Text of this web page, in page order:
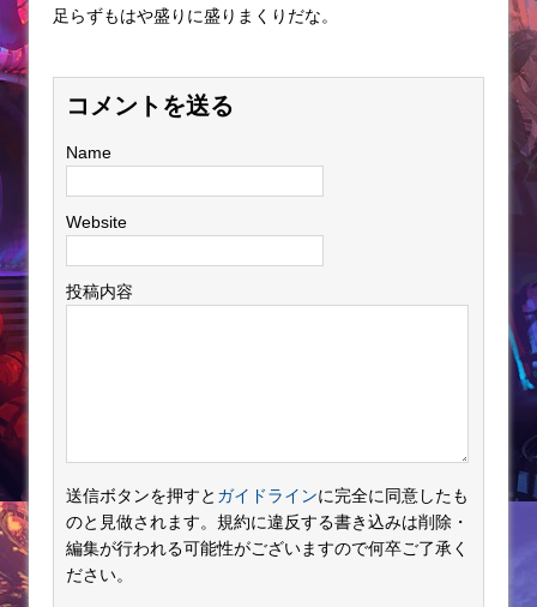
足らずもはや盛りに盛りまくりだな。
コメントを送る
Name
Website
投稿内容
送信ボタンを押すと ガイドラインに完全に同意したも
のと見做されます。規約に違反する書き込みは削除・
編集が行われる可能性がございますので何卒ご了承く
ださい。